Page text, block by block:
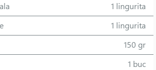
1 lingurita
1 lingurita
150 gr
1 buc